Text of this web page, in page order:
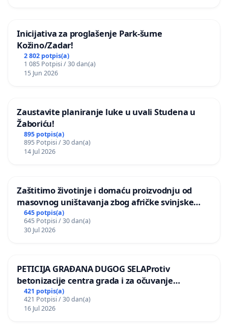
Inicijativa za proglašenje Park-šume
Kožino/Zadar!
2 802 potpis(a)
1 085 Potpisi / 30 dan(a)
15 Jun 2026
Zaustavite planiranje luke u uvali Studena u
Žaboriću!
895 potpis(a)
895 Potpisi / 30 dan(a)
14 Jul 2026
Zaštitimo životinje i domaću proizvodnju od
masovnog uništavanja zbog afričke svinjske
kuge
645 potpis(a)
645 Potpisi / 30 dan(a)
30 Jul 2026
PETICIJA GRAĐANA DUGOG SELAProtiv
betonizacije centra grada i za očuvanje
postojećih zelenih površina i odraslih stabala pri
donošenju izmjena urbanističkog plana
421 potpis(a)
421 Potpisi / 30 dan(a)
16 Jul 2026